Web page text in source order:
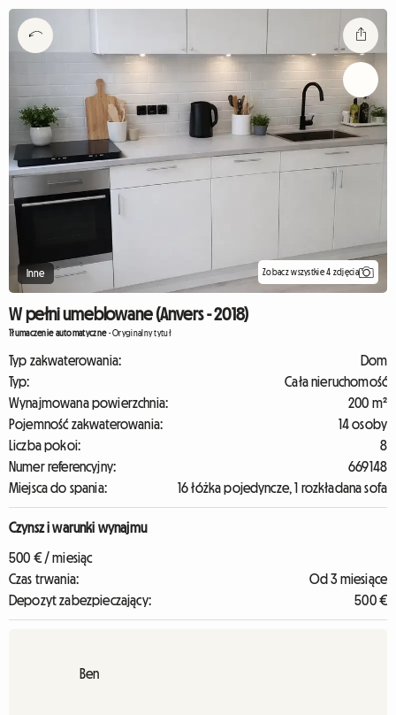
Inne Zobacz wszystkie 4 zdjęcia
W pełni umeblowane (Anvers - 2018)
Tłumaczenie automatyczne-Oryginalny tytuł
Typ zakwaterowania:
Dom
Typ:
Cała nieruchomość
Wynajmowana powierzchnia:
200 m²
Pojemność zakwaterowania:
14 osoby
Liczba pokoi:
8
Numer referencyjny:
669148
Miejsca do spania:
16 łóżka pojedyncze, 1 rozkładana sofa
Czynsz i warunki wynajmu
500 € / miesiąc
Czas trwania:
Od 3 miesiące
Depozyt zabezpieczający:
500 €
Ben